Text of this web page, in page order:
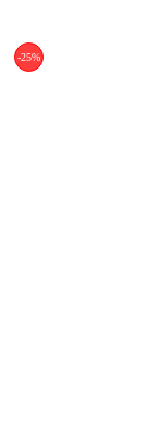
-25%